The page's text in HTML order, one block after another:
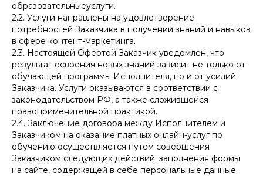
образовательныеуслуги.
2.2. Услуги направлены на удовлетворение
потребностей Заказчика в получении знаний и навыков
в сфере контент-маркетинга.
2.3. Настоящей Офертой Заказчик уведомлен, что
результат освоения новых знаний зависит не только от
обучающей программы Исполнителя, но и от усилий
Заказчика. Услуги оказываются в соответствии с
законодательством РФ, а также сложившейся
правоприменительной практикой.
2.4. Заключение договора между Исполнителем и
Заказчиком на оказание платных онлайн-услуг по
обучению осуществляется путем совершения
Заказчиком следующих действий: заполнения формы
на сайте, содержащей в себе персональные данные